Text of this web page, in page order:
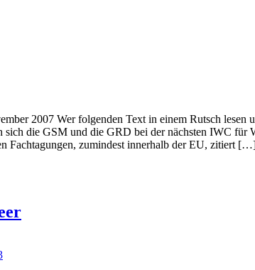
2007 Wer folgenden Text in einem Rutsch
die GSM und die GRD bei der nächsten IWC für
Fachtagungen, zumindest innerhalb der EU, zitiert